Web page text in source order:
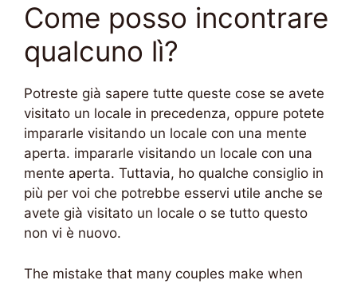
Come posso incontrare
qualcuno lì?
Potreste già sapere tutte queste cose se avete
visitato un locale in precedenza, oppure potete
impararle visitando un locale con una mente
aperta. impararle visitando un locale con una
mente aperta. Tuttavia, ho qualche consiglio in
più per voi che potrebbe esservi utile anche se
avete già visitato un locale o se tutto questo
non vi è nuovo.
The mistake that many couples make when